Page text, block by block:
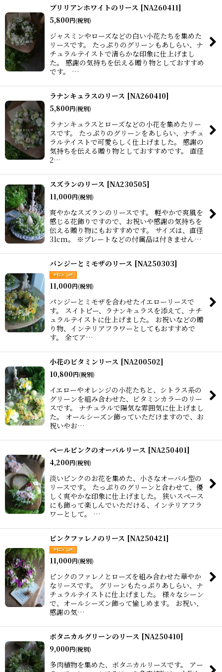
ブリリアンホワイトのリース [NA260411]
5,800円(税別)
ジャスミンやローズなどの白い小花たちを集めた
リースです。 たっぷりのグリーンもあしらい、ナ
チュラルテイストで清らかな印象に仕上げまし
た。 感謝の気持ちを伝える贈り物としておすすめ
です。 …
ラナンキュラスのリース [NA260410]
5,800円(税別)
ラナンキュラスとローズなどの小花を集めたリー
スです。 たっぷりのグリーンをあしらい、ナチュ
ラルテイストで可愛らしく仕上げました。 感謝の
気持ちを伝える贈り物としておすすめです。 直径
2…
スズランのリース [NA230505]
11,000円(税別)
爽やかなスズランのリースです。 軽やかで爽風を
感じる花飾りですので、お祝いや感謝の気持ちを
伝える贈り物にもおすすめです。 サイズは、直径
31cm。 ※プレートなどの付属品は付きません…
パンジーとミモザのリース [NA250303]
11,000円(税別)
パンジーとミモザを合わせたイエローリースで
す。 スイトピー、ラナンキュラスを添えて、ナチ
ュラルテイストに仕上げました。 お祝いなどの贈
り物、インテリアフラワーとしてもおすすめで
す。 全てア…
小花のビタミンリース [NA200502]
10,800円(税別)
イエローやオレンジの小花たちと、シトラス系の
グリーンを組み合わせた、ビタミンカラーのリー
スです。 ナチュラルで陽気な雰囲気に仕上げまし
た。 オールシーズン飾っていただけますので、お
祝いやお…
ペールピンクのオーバルリース [NA250401]
4,200円(税別)
淡いピンクのお花を集めた、小さなオーバル型の
リースです。 たっぷりのグリーンと合わせて、優
しく爽やかな印象に仕上げました。 狭いスペース
にも飾って楽しんでいただける、インテリアフラ
ワーとして。 …
ピンクファレノのリース [NA250421]
11,000円(税別)
ピンクのファレノとローズを組み合わせた華やか
なリースです。 グリーンもたっぷりあしらい、ナ
チュラルテイストに仕上げました。 様々なシーン
で、オールシーズン飾って愉しめます。 お祝い、
感謝の気…
ボタニカルグリーンのリース [NA250410]
9,000円(税別)
多肉植物を集めた、ボタニカルリースです。 アー